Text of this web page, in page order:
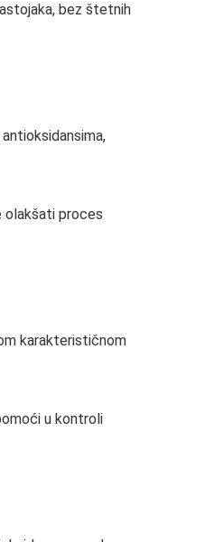
bez štetnih
olakšati proces
karakterističnom
u kontroli